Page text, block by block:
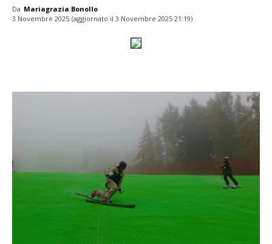
Da Mariagrazia Bonollo
3 Novembre 2025 (aggiornato il 3 Novembre 2025 21:19)